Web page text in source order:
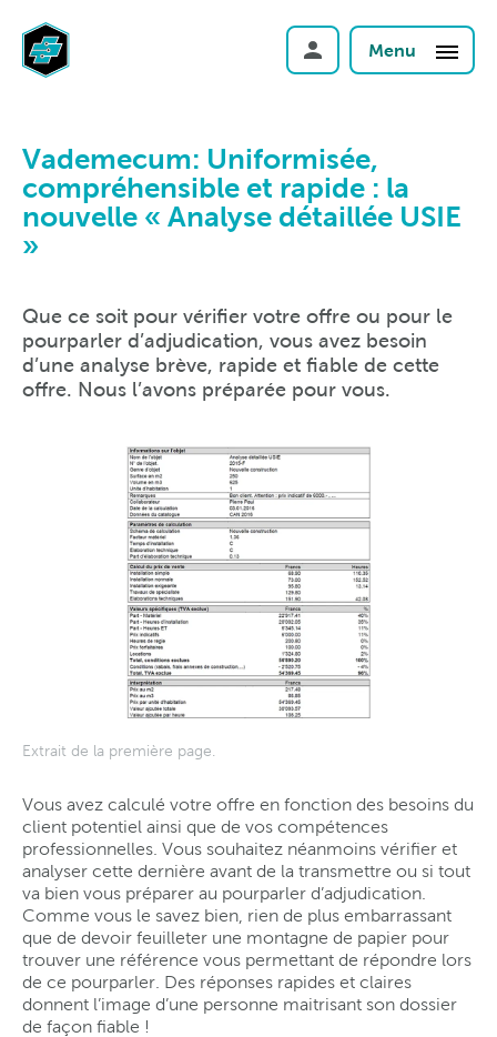
Menu
Vademecum: Uniformisée,
compréhensible et rapide : la
nouvelle « Analyse détaillée USIE
»
Que ce soit pour vérifier votre offre ou pour le
pourparler d’adjudication, vous avez besoin
d’une analyse brève, rapide et fiable de cette
offre. Nous l’avons préparée pour vous.
Extrait de la première page.
Vous avez calculé votre offre en fonction des besoins du
client potentiel ainsi que de vos compétences
professionnelles. Vous souhaitez néanmoins vérifier et
analyser cette dernière avant de la transmettre ou si tout
va bien vous préparer au pourparler d’adjudication.
Comme vous le savez bien, rien de plus embarrassant
que de devoir feuilleter une montagne de papier pour
trouver une référence vous permettant de répondre lors
de ce pourparler. Des réponses rapides et claires
donnent l’image d’une personne maitrisant son dossier
de façon fiable !